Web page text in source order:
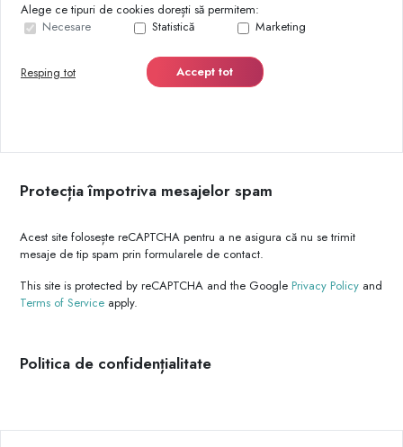
Alege ce tipuri de cookies dorești să permitem:
Necesare
Statistică Marketing
Resping tot Accept tot
Protecția împotriva mesajelor spam
Acest site folosește reCAPTCHA pentru a ne asigura că nu se trimit
mesaje de tip spam prin formularele de contact.
This site is protected by reCAPTCHA and the Google Privacy Policy and
Terms of Service apply.
Politica de confidențialitate